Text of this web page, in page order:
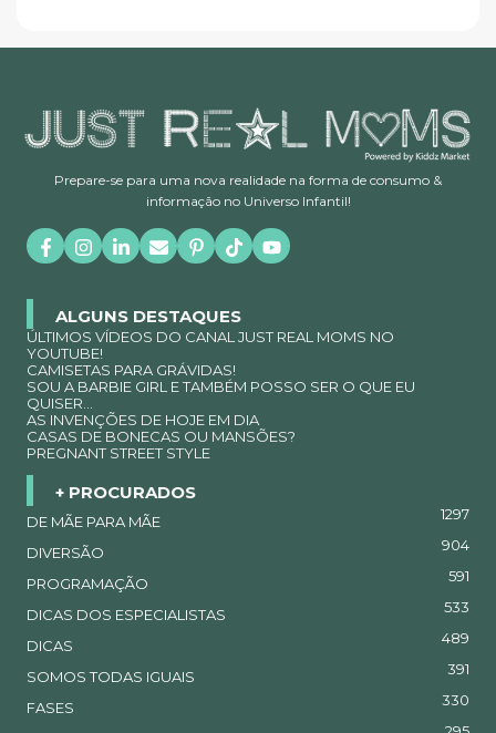
Prepare-se para uma nova realidade na forma de consumo &
informação no Universo Infantil!
ALGUNS DESTAQUES
ÚLTIMOS VÍDEOS DO CANAL JUST REAL MOMS NO
YOUTUBE!
CAMISETAS PARA GRÁVIDAS!
SOU A BARBIE GIRL E TAMBÉM POSSO SER O QUE EU
QUISER…
AS INVENÇÕES DE HOJE EM DIA
CASAS DE BONECAS OU MANSÕES?
PREGNANT STREET STYLE
+ PROCURADOS
DE MÃE PARA MÃE 1297
DIVERSÃO 904
PROGRAMAÇÃO 591
DICAS DOS ESPECIALISTAS 533
DICAS 489
SOMOS TODAS IGUAIS 391
FASES 330